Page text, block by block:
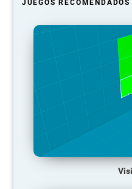
JUEGOS RECOMENDADOS